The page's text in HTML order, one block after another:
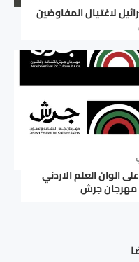
لاغتيال المفاوضين
الوان العلم الاردني
مهرجان جرش